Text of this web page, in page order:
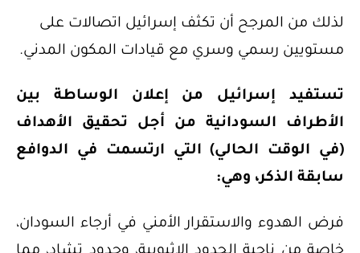
لذلك من المرجح أن تكثف إسرائيل اتصالات على
مستويين رسمي وسري مع قيادات المكون المدني.
تستفيد إسرائيل من إعلان الوساطة بين
الأطراف السودانية من أجل تحقيق الأهداف
(في الوقت الحالي) التي ارتسمت في الدوافع
سابقة الذكر، وهي:
فرض الهدوء والاستقرار الأمني في أرجاء السودان،